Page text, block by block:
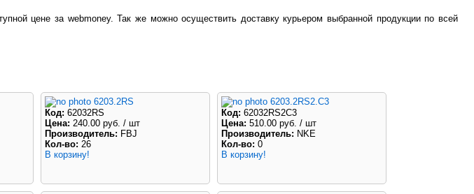
цене за webmoney. Так же можно осуществить доставку курьером выбранной продукции по всей
6203.2RS
Код: 62032RS
Цена: 240.00 руб. / шт
Производитель: FBJ
Кол-во: 26
В корзину!
6203.2RS2.C3
Код: 62032RS2C3
Цена: 510.00 руб. / шт
Производитель: NKE
Кол-во: 0
В корзину!